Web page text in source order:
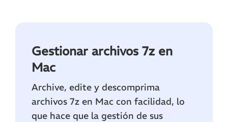
Gestionar archivos 7z en
Mac
Archive, edite y descomprima
archivos 7z en Mac con facilidad, lo
que hace que la gestión de sus